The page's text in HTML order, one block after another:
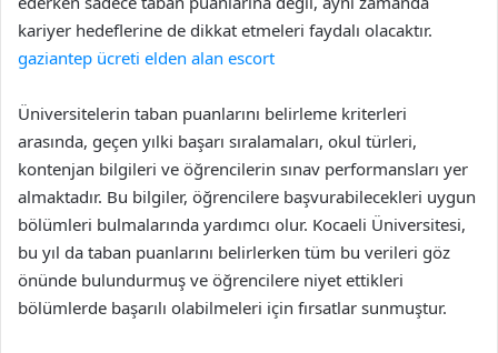
kariyer hedeflerine de dikkat etmeleri faydalı olacaktır.
gaziantep ücreti elden alan escort
Üniversitelerin taban puanlarını belirleme kriterleri
arasında, geçen yılki başarı sıralamaları, okul türleri,
kontenjan bilgileri ve öğrencilerin sınav performansları yer
almaktadır. Bu bilgiler, öğrencilere başvurabilecekleri uygun
bölümleri bulmalarında yardımcı olur. Kocaeli Üniversitesi,
bu yıl da taban puanlarını belirlerken tüm bu verileri göz
önünde bulundurmuş ve öğrencilere niyet ettikleri
bölümlerde başarılı olabilmeleri için fırsatlar sunmuştur.